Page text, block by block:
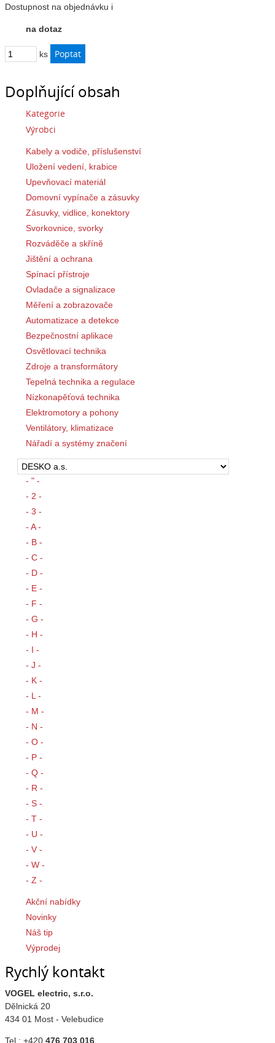
Dostupnost na objednávku i
na dotaz
ks
Doplňující obsah
Kategorie
Výrobci
Kabely a vodiče, příslušenství
Uložení vedení, krabice
Upevňovací materiál
Domovní vypínače a zásuvky
Zásuvky, vidlice, konektory
Svorkovnice, svorky
Rozváděče a skříně
Jištění a ochrana
Spínací přístroje
Ovladače a signalizace
Měření a zobrazovače
Automatizace a detekce
Bezpečnostní aplikace
Osvětlovací technika
Zdroje a transformátory
Tepelná technika a regulace
Nízkonapěťová technika
Elektromotory a pohony
Ventilátory, klimatizace
Nářadí a systémy značení
- " -
- 2 -
- 3 -
- A -
- B -
- C -
- D -
- E -
- F -
- G -
- H -
- I -
- J -
- K -
- L -
- M -
- N -
- O -
- P -
- Q -
- R -
- S -
- T -
- U -
- V -
- W -
- Z -
Akční nabídky
Novinky
Náš tip
Výprodej
Rychlý kontakt
VOGEL electric, s.r.o.
Dělnická 20
434 01 Most - Velebudice
Tel.: +420 476 703 016